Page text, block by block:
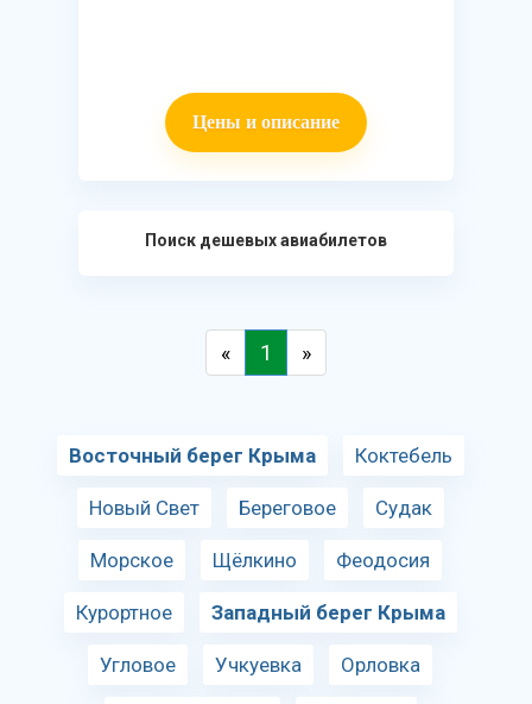
Цены и описание
Поиск дешевых авиабилетов
« 1 »
Восточный берег Крыма Коктебель
Новый Свет Береговое Судак
Морское Щёлкино Феодосия
Курортное Западный берег Крыма
Угловое Учкуевка Орловка